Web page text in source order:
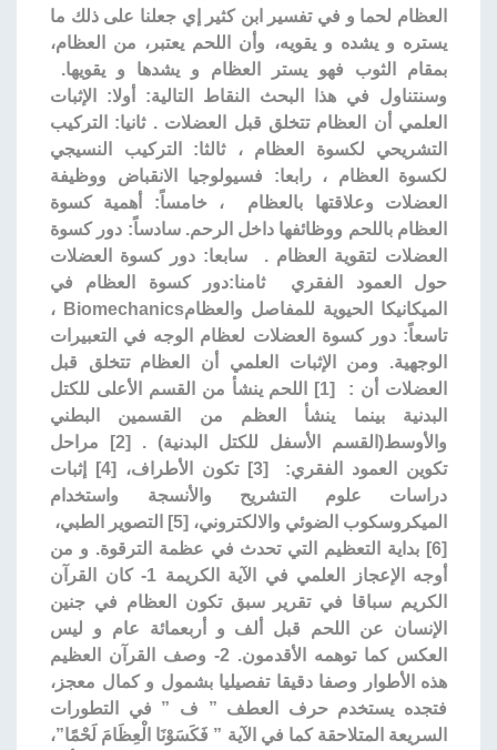
العظام لحما و في تفسير ابن كثير إي جعلنا على ذلك ما
يستره و يشده و يقويه، وأن اللحم يعتبر، من العظام،
بمقام الثوب فهو يستر العظام و يشدها و يقويها.
وسنتناول في هذا البحث النقاط التالية: أولا: الإثبات
العلمي أن العظام تتخلق قبل العضلات . ثانيا: التركيب
التشريحي لكسوة العظام ، ثالثا: التركيب النسيجي
لكسوة العظام ، رابعا: فسيولوجيا الانقباض ووظيفة
العضلات وعلاقتها بالعظام ، خامساً: أهمية كسوة
العظام باللحم ووظائفها داخل الرحم. سادساً: دور كسوة
العضلات لتقوية العظام . سابعا: دور كسوة العضلات
حول العمود الفقري ثامنا:دور كسوة العظام في
الميكانيكا الحيوية للمفاصل والعظامBiomechanics ،
تاسعاً: دور كسوة العضلات لعظام الوجه في التعبيرات
الوجهية. ومن الإثبات العلمي أن العظام تتخلق قبل
العضلات أن : [1] اللحم ينشأ من القسم الأعلى للكتل
البدنية بينما ينشأ العظم من القسمين البطني
والأوسط(القسم الأسفل للكتل البدنية) . [2] مراحل
تكوين العمود الفقري: [3] تكون الأطراف، [4] إثبات
دراسات علوم التشريح والأنسجة واستخدام
الميكروسكوب الضوئي والالكتروني، [5] التصوير الطبي،
[6] بداية التعظيم التي تحدث في عظمة الترقوة. و من
أوجه الإعجاز العلمي في الآية الكريمة 1- كان القرآن
الكريم سباقا في تقرير سبق تكون العظام في جنين
الإنسان عن اللحم قبل ألف و أربعمائة عام و ليس
العكس كما توهمه الأقدمون. 2- وصف القرآن العظيم
هذه الأطوار وصفا دقيقا تفصيليا بشمول و كمال معجز،
فتجده يستخدم حرف العطف ” ف ” في التطورات
السريعة المتلاحقة كما في الآية ” فَكَسَوْنَا الْعِظَامَ لَحْمًا”،